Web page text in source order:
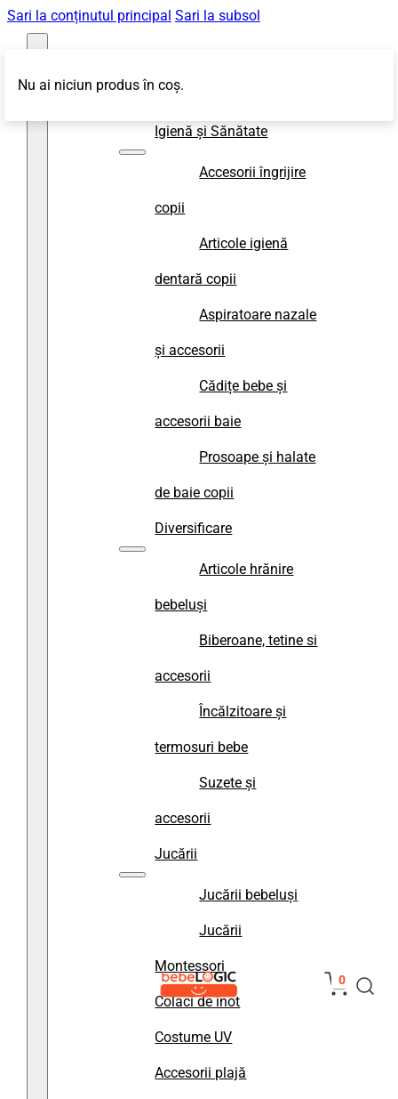
Sari la conținutul principal Sari la subsol
Igienă și Sănătate
Accesorii îngrijire
copii
Articole igienă
dentară copii
Aspiratoare nazale
și accesorii
Cădițe bebe și
accesorii baie
Prosoape și halate
de baie copii
Diversificare
Articole hrănire
bebeluși
Biberoane, tetine si
accesorii
Încălzitoare și
termosuri bebe
Suzete și
accesorii
Jucării
Jucării bebeluși
Jucării
Montessori
Colaci de înot
Costume UV
Accesorii plajă
0
Nu ai niciun produs în coș.